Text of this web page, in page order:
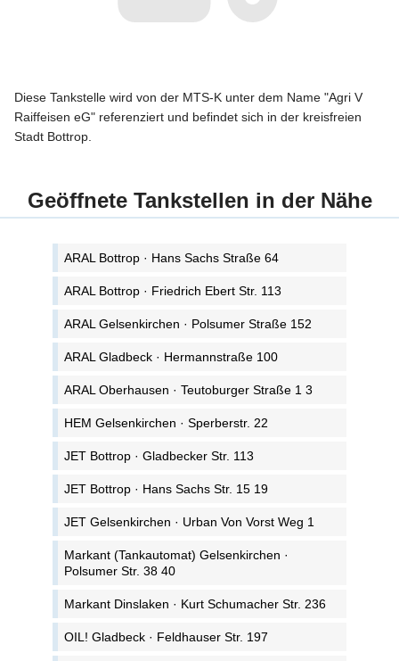
Diese Tankstelle wird von der MTS-K unter dem Name "Agri V
Raiffeisen eG" referenziert und befindet sich in der kreisfreien
Stadt Bottrop.
Geöffnete Tankstellen in der Nähe
ARAL Bottrop · Hans Sachs Straße 64
ARAL Bottrop · Friedrich Ebert Str. 113
ARAL Gelsenkirchen · Polsumer Straße 152
ARAL Gladbeck · Hermannstraße 100
ARAL Oberhausen · Teutoburger Straße 1 3
HEM Gelsenkirchen · Sperberstr. 22
JET Bottrop · Gladbecker Str. 113
JET Bottrop · Hans Sachs Str. 15 19
JET Gelsenkirchen · Urban Von Vorst Weg 1
Markant (Tankautomat) Gelsenkirchen ·
Polsumer Str. 38 40
Markant Dinslaken · Kurt Schumacher Str. 236
OIL! Gladbeck · Feldhauser Str. 197